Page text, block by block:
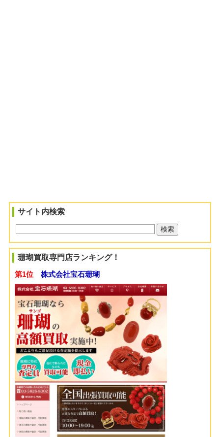
サイト内検索
珊瑚買取専門店ランキング！
第1位 株式会社宝石珊瑚